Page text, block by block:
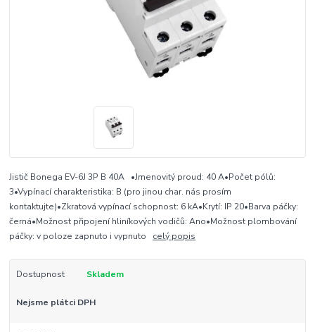
Jistič Bonega EV-6J 3P B 40A •Jmenovitý proud: 40 A•Počet pólů:
3•Vypínací charakteristika: B (pro jinou char. nás prosím
kontaktujte)•Zkratová vypínací schopnost: 6 kA•Krytí: IP 20•Barva páčky:
černá•Možnost připojení hliníkových vodičů: Ano•Možnost plombování
páčky: v poloze zapnuto i vypnuto celý popis
Dostupnost Skladem
Nejsme plátci DPH